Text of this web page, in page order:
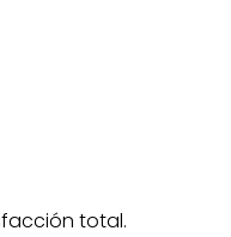
total.